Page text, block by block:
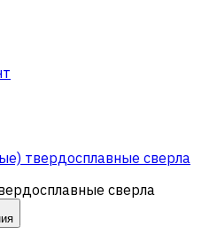
твердосплавные сверла
сверла